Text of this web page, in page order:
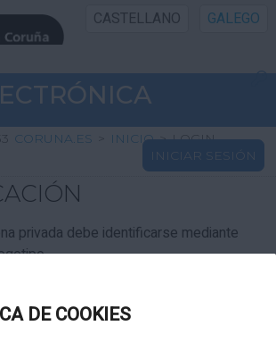
DE COOKIES
CASTELLANO GALEGO
INICIO SEDE
INICIO
INFORMACIÓN PÚBLICA
CARTAFOL CIDADÁN
CORUNA.ES > INICIO > LOGIN
INICIAR SESIÓN
privada debe identificarse mediante